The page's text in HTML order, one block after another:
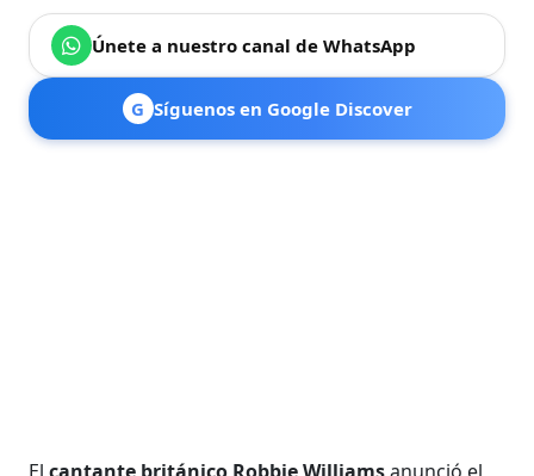
Únete a nuestro canal de WhatsApp
G Síguenos en Google Discover